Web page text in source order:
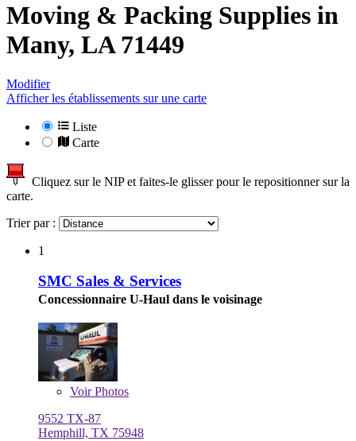
Moving & Packing Supplies in
Many, LA 71449
Modifier
Afficher les établissements sur une carte
Liste
Carte
Cliquez sur le NIP et faites-le glisser pour le repositionner sur la
carte.
Trier par :
1
SMC Sales & Services
Concessionnaire U-Haul dans le voisinage
VoirPhotos
9552 TX-87
Hemphill, TX 75948